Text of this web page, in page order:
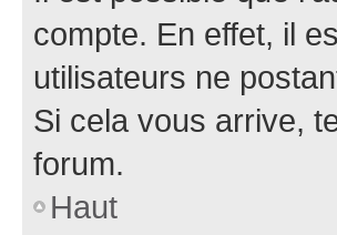
compte. En effet, il
utilisateurs ne
Si cela vous arrive,
forum.
Haut